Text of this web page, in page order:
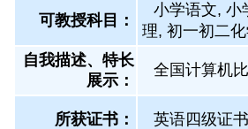
可教授科目：
小学语文, 小
理, 初一初二
自我描述、特长
展示 ：
全国计算机
所获证书 ： 英语四级证